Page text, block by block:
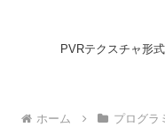
PVRテクスチャ形
ホーム プログラ